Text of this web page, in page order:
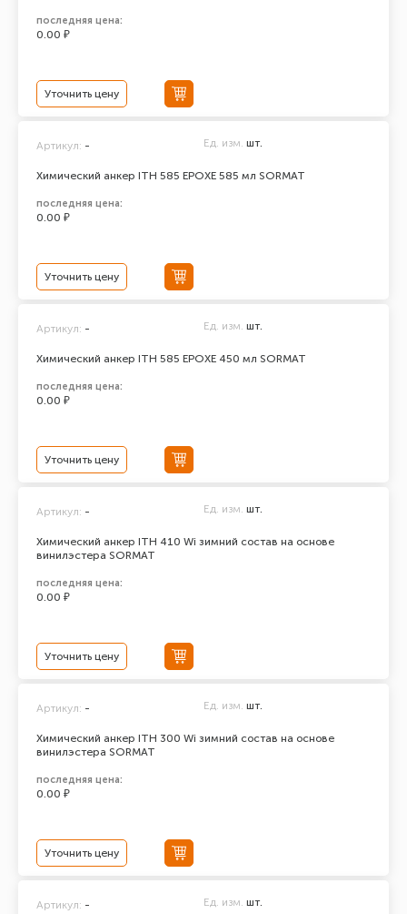
последняя цена:
0.00 ₽
Уточнить цену
Химический анкер ITH 585 EPOXЕ 585 мл SORMAT
Артикул: - Ед. изм. шт.
последняя цена:
0.00 ₽
Уточнить цену
Химический анкер ITH 585 EPOXЕ 450 мл SORMAT
Артикул: - Ед. изм. шт.
последняя цена:
0.00 ₽
Уточнить цену
Химический анкер ITH 410 Wi зимний состав на основе
винилэстера SORMAT
Артикул: - Ед. изм. шт.
последняя цена:
0.00 ₽
Уточнить цену
Химический анкер ITH 300 Wi зимний состав на основе
винилэстера SORMAT
Артикул: - Ед. изм. шт.
последняя цена:
0.00 ₽
Уточнить цену
Артикул: - Ед. изм. шт.